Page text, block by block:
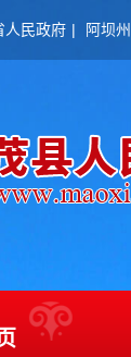
人民政府 | 阿坝